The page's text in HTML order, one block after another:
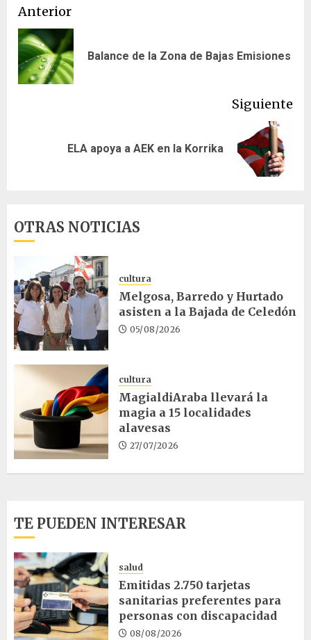
Navegación
de
entradas
Anterior
Balance de la Zona de Bajas Emisiones
Siguiente
SiguienteELA apoya a AEK en la Korrika
OTRAS NOTICIAS
cultura
Melgosa, Barredo y Hurtado
asisten a la Bajada de Celedón
05/08/2026
cultura
MagialdiAraba llevará la
magia a 15 localidades
alavesas
27/07/2026
TE PUEDEN INTERESAR
salud
Emitidas 2.750 tarjetas
sanitarias preferentes para
personas con discapacidad
08/08/2026